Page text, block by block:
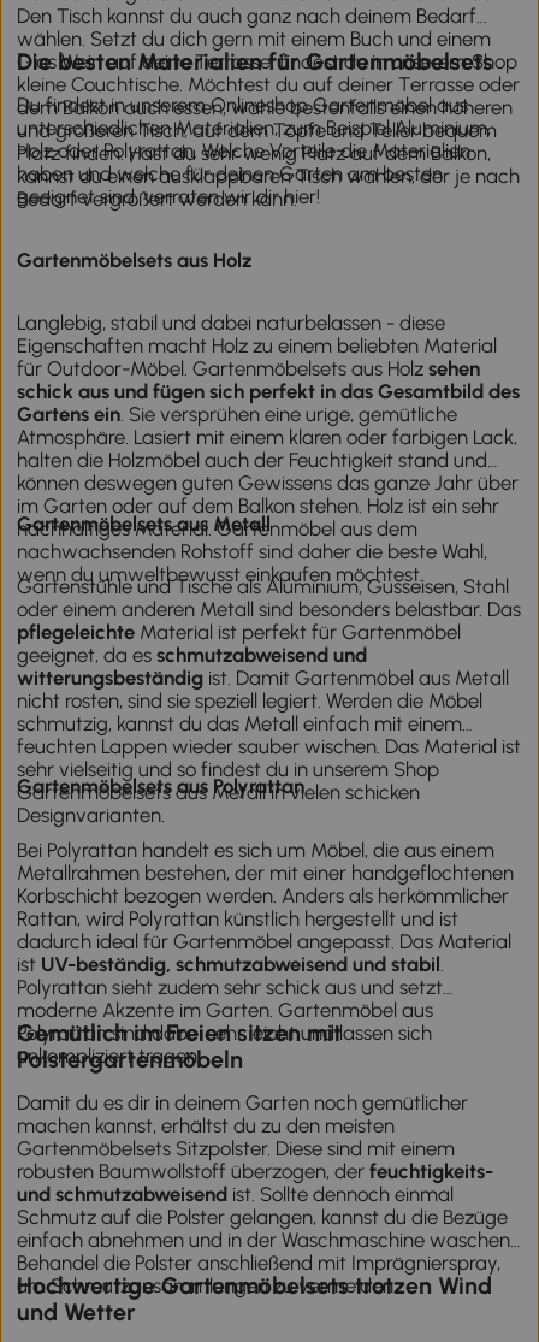
Den Tisch kannst du auch ganz nach deinem Bedarf
wählen. Setzt du dich gern mit einem Buch und einem
Glas Wein auf deine Terrasse, findest du in unserem Shop
kleine Couchtische. Möchtest du auf deiner Terrasse oder
dem Balkon auch essen, wähle bestenfalls einen höheren
und größeren Tisch, auf dem Töpfe und Teller bequem
Platz finden. Hast du sehr wenig Platz auf dem Balkon,
kannst du einen ausklappbaren Tisch wählen, der je nach
Bedarf vergrößert werden kann.
Die besten Materialien für Gartenmöbelsets
Du findest in unserem Onlineshop Gartenmöbel aus
unterschiedlichen Materialien, zum Beispiel Aluminium,
Holz oder Polyrattan. Welche Vorteile die Materialien
haben und welche für deinen Garten am besten
geeignet sind, verraten wir dir hier!
Gartenmöbelsets aus Holz
Langlebig, stabil und dabei naturbelassen - diese
Eigenschaften macht Holz zu einem beliebten Material
für Outdoor-Möbel. Gartenmöbelsets aus Holz sehen
schick aus und fügen sich perfekt in das Gesamtbild des
Gartens ein. Sie versprühen eine urige, gemütliche
Atmosphäre. Lasiert mit einem klaren oder farbigen Lack,
halten die Holzmöbel auch der Feuchtigkeit stand und
können deswegen guten Gewissens das ganze Jahr über
im Garten oder auf dem Balkon stehen. Holz ist ein sehr
nachhaltiges Material. Gartenmöbel aus dem
nachwachsenden Rohstoff sind daher die beste Wahl,
wenn du umweltbewusst einkaufen möchtest.
Gartenmöbelsets aus Metall
Gartenstühle und Tische als Aluminium, Gusseisen, Stahl
oder einem anderen Metall sind besonders belastbar. Das
pflegeleichte Material ist perfekt für Gartenmöbel
geeignet, da esschmutzabweisend und
witterungsbeständig ist. Damit Gartenmöbel aus Metall
nicht rosten, sind sie speziell legiert. Werden die Möbel
schmutzig, kannst du das Metall einfach mit einem
feuchten Lappen wieder sauber wischen. Das Material ist
sehr vielseitig und so findest du in unserem Shop
Gartenmöbelsets aus Metall in vielen schicken
Designvarianten.
Gartenmöbelsets aus Polyrattan
Bei Polyrattan handelt es sich um Möbel, die aus einem
Metallrahmen bestehen, der mit einer handgeflochtenen
Korbschicht bezogen werden. Anders als herkömmlicher
Rattan, wird Polyrattan künstlich hergestellt und ist
dadurch ideal für Gartenmöbel angepasst. Das Material
ist UV-beständig, schmutzabweisend und stabil
Polyrattan sieht zudem sehr schick aus und setzt
moderne Akzente im Garten. Gartenmöbel aus
Polyrattan sind dabei sehr leicht und lassen sich
unkompliziert tragen.
Gemütlich im Freien sitzen mit
Polstergartenmöbeln
Damit du es dir in deinem Garten noch gemütlicher
machen kannst, erhältst du zu den meisten
Gartenmöbelsets Sitzpolster. Diese sind mit einem
robusten Baumwollstoff überzogen, derfeuchtigkeits-
und schmutzabweisend ist. Sollte dennoch einmal
Schmutz auf die Polster gelangen, kannst du die Bezüge
einfach abnehmen und in der Waschmaschine waschen.
Behandel die Polster anschließend mit Imprägnierspray,
um Schmutzansammlungen zu vermeiden.
Hochwertige Gartenmöbelsets trotzen Wind
und Wetter